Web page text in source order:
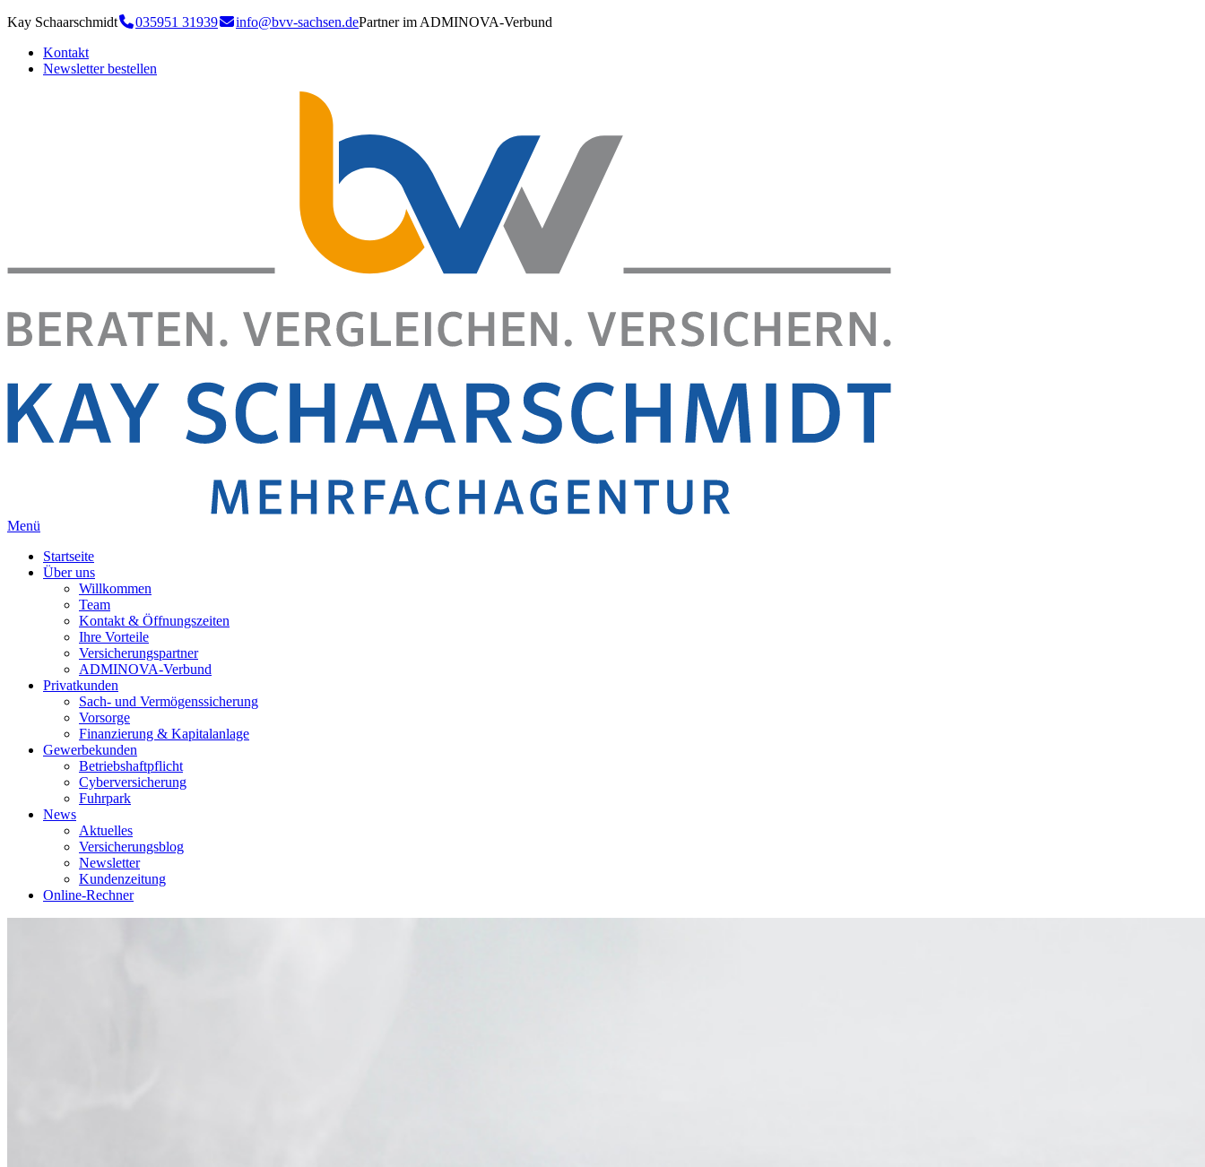
Kay Schaarschmidt 035951 31939 info@bvv-sachsen.dePartner im ADMINOVA-Verbund
Kontakt
Newsletter bestellen
Menü
Startseite
Über uns
Willkommen
Team
Kontakt & Öffnungszeiten
Ihre Vorteile
Versicherungspartner
ADMINOVA-Verbund
Privatkunden
Sach- und Vermögenssicherung
Vorsorge
Finanzierung & Kapitalanlage
Gewerbekunden
Betriebshaftpflicht
Cyberversicherung
Fuhrpark
News
Aktuelles
Versicherungsblog
Newsletter
Kundenzeitung
Online-Rechner